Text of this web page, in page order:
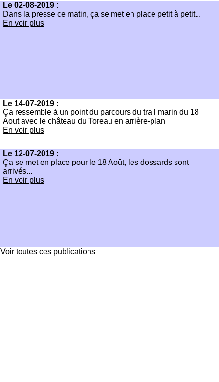
Le 02-08-2019 :
Dans la presse ce matin, ça se met en place petit à petit...
En voir plus
Le 14-07-2019 :
Ça ressemble à un point du parcours du trail marin du 18
Aout avec le château du Toreau en arrière-plan
En voir plus
Le 12-07-2019 :
Ça se met en place pour le 18 Août, les dossards sont
arrivés...
En voir plus
Voir toutes ces publications